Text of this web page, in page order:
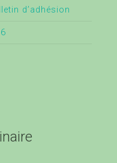
d’adhésion